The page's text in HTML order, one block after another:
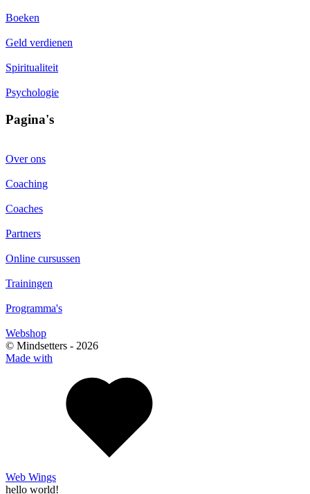
Boeken
Geld verdienen
Spiritualiteit
Psychologie
Pagina's
Over ons
Coaching
Coaches
Partners
Online cursussen
Trainingen
Programma's
Webshop
© Mindsetters - 2026
Made with
Web Wings
hello world!